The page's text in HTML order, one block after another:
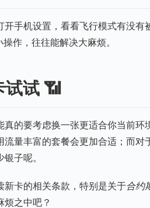
手机设置，看看飞行模式有没
作，往往能解决大麻烦。
试 📶
的要考虑换一张更适合你当前
量丰富的套餐会更加合适；而
子呢。
新卡的相关条款，特别是关于合约
烦之中吧？